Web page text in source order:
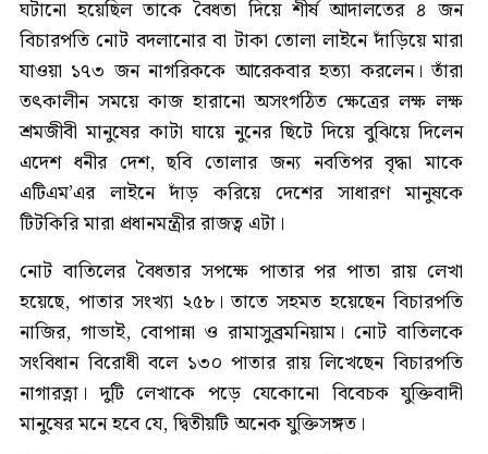
ঘটানো হয়েছিল তাকে বৈধতা দিয়ে শীর্ষ আদালতের ৪ জন
বিচারপতি নোট বদলানোর বা টাকা তোলা লাইনে দাঁড়িয়ে মারা
যাওয়া ১৭৩ জন নাগরিককে আরেকবার হত্যা করলেন। তাঁরা
তৎকালীন সময়ে কাজ হারানো অসংগঠিত ক্ষেত্রের লক্ষ লক্ষ
শ্রমজীবী মানুষের কাটা ঘায়ে নুনের ছিটে দিয়ে বুঝিয়ে দিলেন
এদেশ ধনীর দেশ, ছবি তোলার জন্য নবতিপর বৃদ্ধা মাকে
এটিএম’এর লাইনে দাঁড় করিয়ে দেশের সাধারণ মানুষকে
টিটকিরি মারা প্রধানমন্ত্রীর রাজত্ব এটা।
নোট বাতিলের বৈধতার সপক্ষে পাতার পর পাতা রায় লেখা
হয়েছে, পাতার সংখ্যা ২৫৮। তাতে সহমত হয়েছেন বিচারপতি
নাজির, গাভাই, বোপান্না ও রামাসুব্রমনিয়াম। নোট বাতিলকে
সংবিধান বিরোধী বলে ১৩০ পাতার রায় লিখেছেন বিচারপতি
নাগারত্না। দুটি লেখাকে পড়ে যেকোনো বিবেচক যুক্তিবাদী
মানুষের মনে হবে যে, দ্বিতীয়টি অনেক যুক্তিসঙ্গত।